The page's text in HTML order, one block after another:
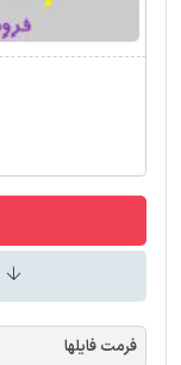
فرمت فایلها